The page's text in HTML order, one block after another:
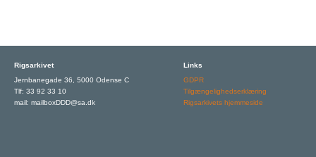
Rigsarkivet
Jernbanegade 36, 5000 Odense C
Tlf: 33 92 33 10
mail: mailboxDDD@sa.dk
Links
GDPR
Tilgængelighedserklæring
Rigsarkivets hjemmeside